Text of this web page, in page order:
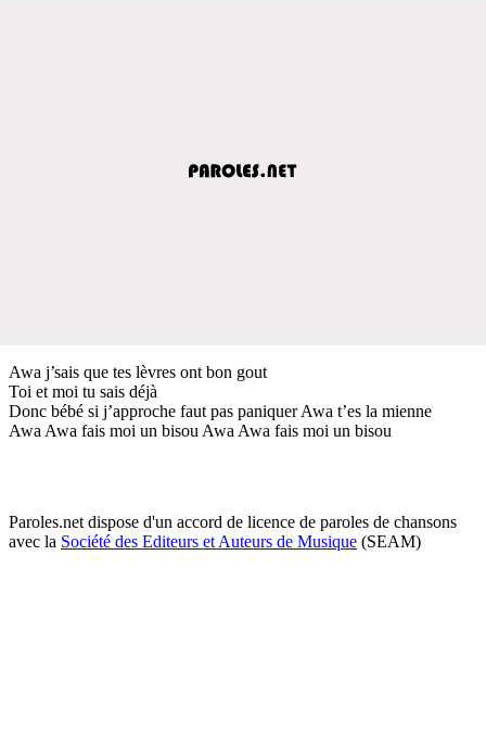
Awa j’sais que tes lèvres ont bon gout
Toi et moi tu sais déjà
Donc bébé si j’approche faut pas paniquer Awa t’es la mienne
Awa Awa fais moi un bisou Awa Awa fais moi un bisou
Paroles.net dispose d'un accord de licence de paroles de chansons
avec la Société des Editeurs et Auteurs de Musique (SEAM)